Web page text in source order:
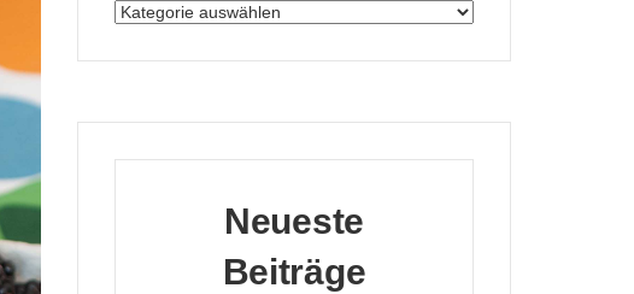
Kategorien
Neueste
Beiträge